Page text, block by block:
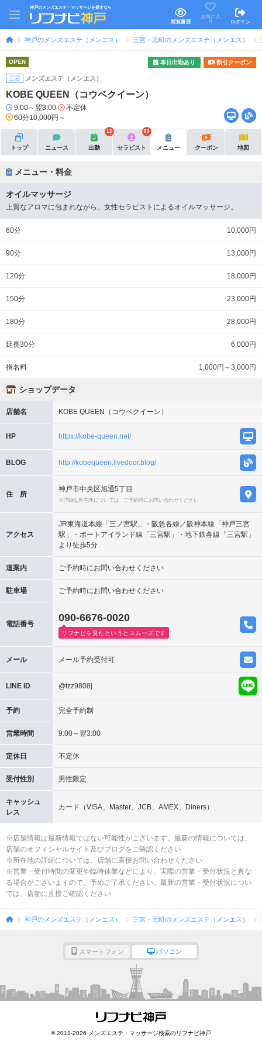
神戸のメンズエステ・マッサージを探すなら
閲覧履歴
お気に入
り
ログイン
神戸のメンズエステ（メンエス） 三宮・元町のメンズエステ（メンエス）
OPEN 本日出勤あり 割引クーポン
三宮 メンズエステ（メンエス）
KOBE QUEEN（コウベクイーン）
9:00～翌3:00
不定休
60分10,000円～
トップ ニュース 出勤
12
セラピスト
99
メニュー クーポン 地図
メニュー・料金
オイルマッサージ
上質なアロマに包まれながら、女性セラピストによるオイルマッサージ。
60分 10,000円
90分 13,000円
120分 18,000円
150分 23,000円
180分 28,000円
延長30分 6,000円
指名料 1,000円～3,000円
ショップデータ
店舗名 KOBE QUEEN（コウベクイーン）
HP https://kobe-queen.net/
BLOG http://kobequeen.livedoor.blog/
住 所
神戸市中央区旭通5丁目
※詳細な所在地については、ご予約時にお問い合わせください
アクセス
JR東海道本線「三ノ宮駅」・阪急各線／阪神本線「神戸三宮
駅」・ポートアイランド線「三宮駅」・地下鉄各線「三宮駅」
より徒歩5分
道案内 ご予約時にお問い合わせください
駐車場 ご予約時にお問い合わせください
電話番号
090-6676-0020
リフナビを見たというとスムーズです
メール メール予約受付可
LINE ID @tzz9808j
予約 完全予約制
営業時間 9:00～翌3:00
定休日 不定休
受付性別 男性限定
キャッシュ
レス
カード（VISA、Master、JCB、AMEX、Diners）
※店舗情報は最新情報ではない可能性がございます。最新の情報については、
店舗のオフィシャルサイト及びブログをご確認ください
※所在地の詳細については、店舗に直接お問い合わせください
※営業・受付時間の変更や臨時休業などにより、実際の営業・受付状況と異な
る場合がございますので、予めご了承ください。最新の営業・受付状況につい
ては、店舗に直接ご確認ください
神戸のメンズエステ（メンエス） 三宮・元町のメンズエステ（メンエス）
スマートフォン パソコン
© 2011-2026 メンズエステ・マッサージ検索のリフナビ神戸